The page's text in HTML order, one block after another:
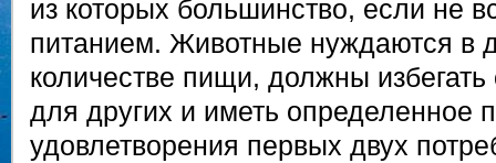
из которых большинство, если не
питанием. Животные нуждаются в
количестве пищи, должны
для других и иметь определенное
удовлетворения первых двух